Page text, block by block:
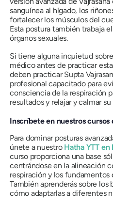
sanguínea al hígado, los
fortalecer los músculos del
Esta postura también trabaja
órganos sexuales.
Si tiene alguna inquietud
médico antes de practicar
deben practicar Supta
profesional capacitado para
consciencia de la respiración
resultados y relajar y calmar
Inscríbete en nuestros
Para dominar posturas
únete a nuestro Hatha YTT en
curso proporciona una base
centrándose en la alineación
respiración y los fundamentos
También aprenderás sobre
cómo adaptarlas a diferentes